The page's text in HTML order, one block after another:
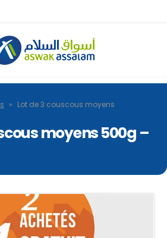
» Lot de 3 couscous moyens
moyens 500g –